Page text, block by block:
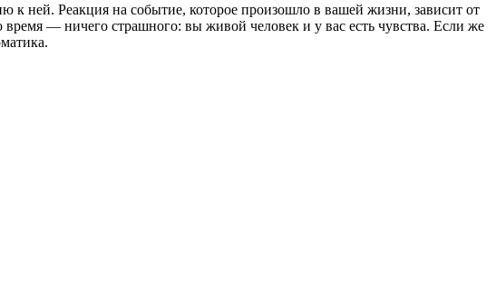
к ней. Реакция на событие, которое произошло в вашей жизни, зависит от
— ничего страшного: вы живой человек и у вас есть чувства. Если же